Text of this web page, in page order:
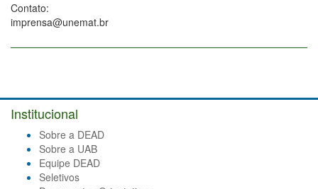
Contato:
imprensa@unemat.br
Institucional
Sobre a DEAD
Sobre a UAB
Equipe DEAD
Seletivos